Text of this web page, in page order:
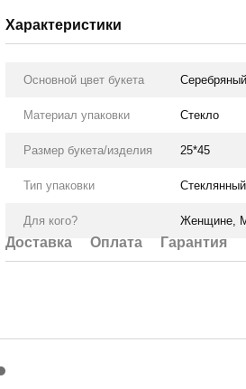
Характеристики
Основной цвет букета
Материал упаковки Стекло
Размер букета/изделия 25*45
Тип упаковки
Для кого? Женщине,
Доставка Оплата Гарантия